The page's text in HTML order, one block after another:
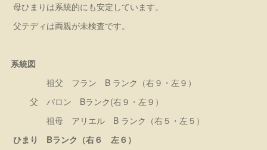
母ひまりは系統的にも安定しています。
父テディは両親が未検査です。
系統図
祖父 フラン B ランク（右９・左９）
父 バロン Bランク(右９・左９）
祖母 アリエル B ランク（右５・左５）
ひまり Bランク（右６ 左６）